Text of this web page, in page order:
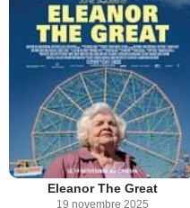
Eleanor The Great
19 novembre 2025